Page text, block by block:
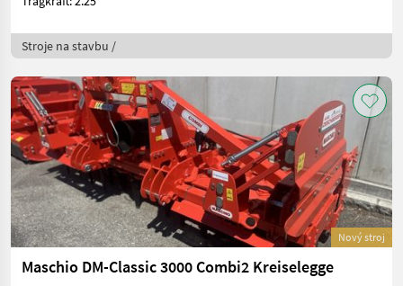
Stroje na stavbu /
Nový stroj
Maschio DM-Classic 3000 Combi2 Kreiselegge